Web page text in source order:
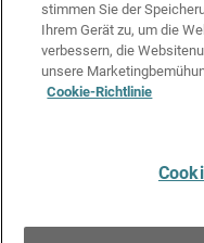
Cookie-Richtlinie
Datenschutzrichtlinie
Media & Brand Kit
stimmen Sie der
Ihrem Gerät zu, um die
verbessern, die
unsere
Cookie-Richtlinie